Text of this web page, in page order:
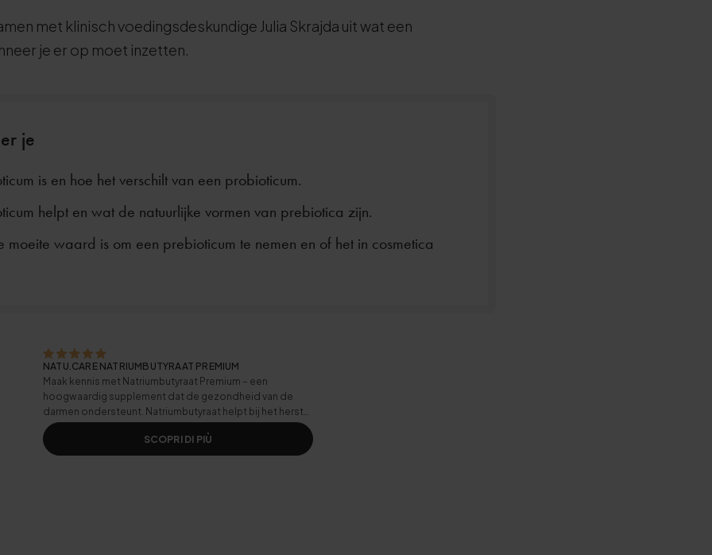
met klinisch voedingsdeskundige Julia Skrajda uit wat een
je er op moet inzetten.
je
is en hoe het verschilt van een probioticum.
helpt en wat de natuurlijke vormen van prebiotica zijn.
moeite waard is om een prebioticum te nemen en of het in cosmetica
NATU.CARE NATRIUMBUTYRAAT PREMIUM
Maak kennis met Natriumbutyraat Premium – een
hoogwaardig supplement dat de gezondheid van de
darmen ondersteunt. Natriumbutyraat helpt bij het herstel
van het darmepitheel, verbetert de spijsvertering en
ondersteunt de natuurlijke balans van de darmflora.
SCOPRI DI PIÙ